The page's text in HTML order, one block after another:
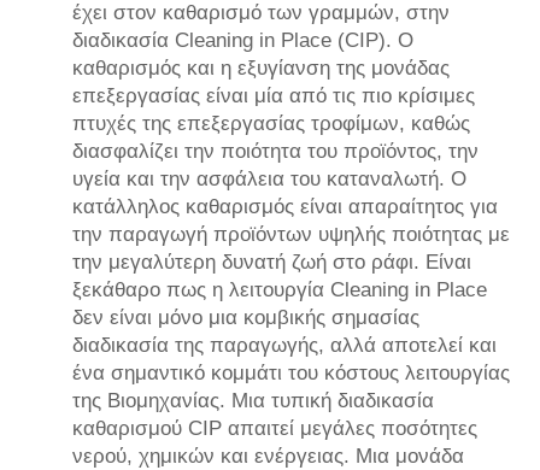
έχει στον καθαρισμό των γραμμών, στην
διαδικασία Cleaning in Place (CIP). Ο
καθαρισμός και η εξυγίανση της μονάδας
επεξεργασίας είναι μία από τις πιο κρίσιμες
πτυχές της επεξεργασίας τροφίμων, καθώς
διασφαλίζει την ποιότητα του προϊόντος, την
υγεία και την ασφάλεια του καταναλωτή. Ο
κατάλληλος καθαρισμός είναι απαραίτητος για
την παραγωγή προϊόντων υψηλής ποιότητας με
την μεγαλύτερη δυνατή ζωή στο ράφι. Είναι
ξεκάθαρο πως η λειτουργία Cleaning in Place
δεν είναι μόνο μια κομβικής σημασίας
διαδικασία της παραγωγής, αλλά αποτελεί και
ένα σημαντικό κομμάτι του κόστους λειτουργίας
της Βιομηχανίας. Μια τυπική διαδικασία
καθαρισμού CIP απαιτεί μεγάλες ποσότητες
νερού, χημικών και ενέργειας. Mια μονάδα